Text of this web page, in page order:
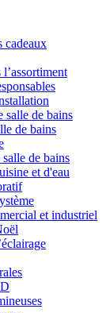
cadeaux
salle de bains
de bains
de bains
et d'eau
et industriel